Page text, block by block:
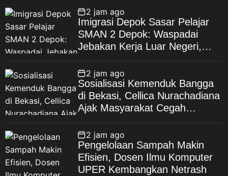
2 jam ago
Imigrasi Depok Sasar Pelajar
SMAN 2 Depok: Waspadai
Jebakan Kerja Luar Negeri,
Depan
2 jam ago
Sosialisasi Kemenduk Bangga
di Bekasi, Cellica Nurachadiana
Ajak Masyarakat Cegah
Keluarga Berkualitas
2 jam ago
Pengelolaan Sampah Makin
Efisien, Dosen Ilmu Komputer
UPER Kembangkan Netrash